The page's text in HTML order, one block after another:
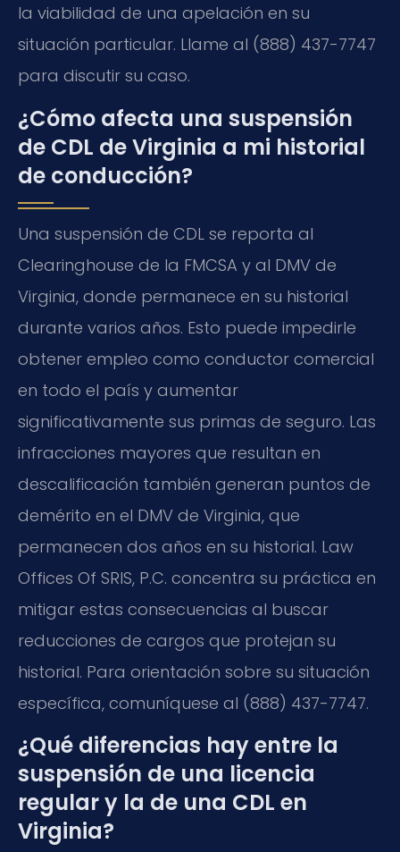
la viabilidad de una apelación en su
situación particular. Llame al (888) 437-7747
para discutir su caso.
¿Cómo afecta una suspensión
de CDL de Virginia a mi historial
de conducción?
Una suspensión de CDL se reporta al
Clearinghouse de la FMCSA y al DMV de
Virginia, donde permanece en su historial
durante varios años. Esto puede impedirle
obtener empleo como conductor comercial
en todo el país y aumentar
significativamente sus primas de seguro. Las
infracciones mayores que resultan en
descalificación también generan puntos de
demérito en el DMV de Virginia, que
permanecen dos años en su historial. Law
Offices Of SRIS, P.C. concentra su práctica en
mitigar estas consecuencias al buscar
reducciones de cargos que protejan su
historial. Para orientación sobre su situación
específica, comuníquese al (888) 437-7747.
¿Qué diferencias hay entre la
suspensión de una licencia
regular y la de una CDL en
Virginia?